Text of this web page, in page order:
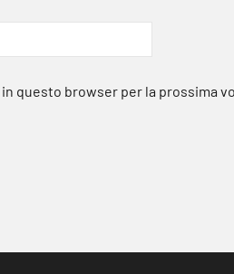
questo browser per la prossima